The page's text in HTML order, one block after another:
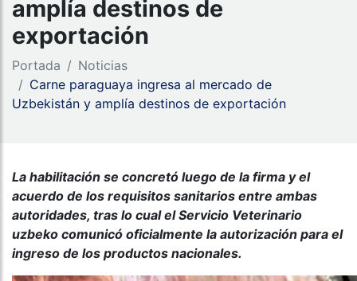
amplía destinos de
exportación
Portada
Noticias
Carne paraguaya ingresa al mercado de
Uzbekistán y amplía destinos de exportación
La habilitación se concretó luego de la firma y el
acuerdo de los requisitos sanitarios entre ambas
autoridades, tras lo cual el Servicio Veterinario
uzbeko comunicó oficialmente la autorización para el
ingreso de los productos nacionales.